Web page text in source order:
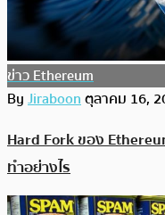
ข่าว Ethereum
ByJiraboonตุลาคม 16,
Hard Fork ของ
ทำอย่างไร